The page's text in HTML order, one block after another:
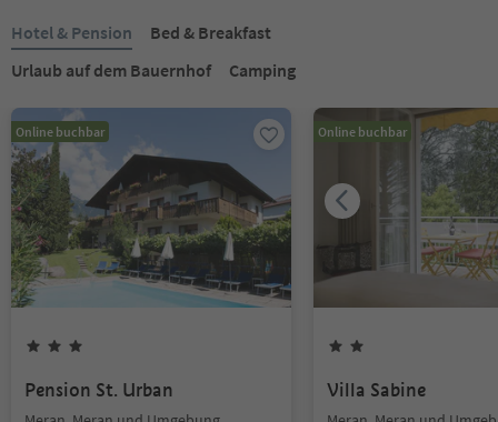
Hotel & Pension
Bed & Breakfast
Urlaub auf dem Bauernhof
Camping
Online buchbar
Pension St. Urban
Online buchbar
Villa Sabine